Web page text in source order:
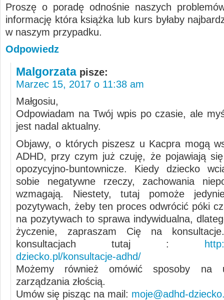
Proszę o poradę odnośnie naszych
informację która książka lub kurs byłaby
w naszym przypadku.
Odpowiedz
Malgorzata pisze:
Marzec 15, 2017 o 11:38 am
Małgosiu,
Odpowiadam na Twój wpis po czasie, ale
jest nadal aktualny.
Objawy, o których piszesz u Kacpra mogą
ADHD, przy czym już czuję, że pojawiają
opozycyjno-buntownicze. Kiedy dziecko
sobie negatywne rzeczy, zachowania
wzmagają. Niestety, tutaj pomoże
pozytywach, żeby ten proces odwrócić póki
na pozytywach to sprawa indywidualna,
życzenie, zapraszam Cię na
konsultacjach tutaj :
dziecko.pl/konsultacje-adhd/
Możemy również omówić sposoby na
zarządzania złością.
Umów się pisząc na mail: moje@adhd-